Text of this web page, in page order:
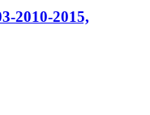
2010-2015,